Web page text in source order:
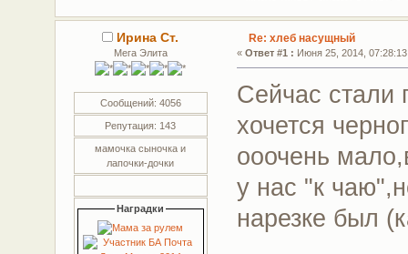
Ирина Ст.
Мега Элита
Сообщений: 4056
Репутация: 143
мамочка сыночка и
лапочки-дочки
Наградки
Re: хлеб насущный
«Ответ #1 : Июня 25, 2014,
Сейчас стали
хочется
ооочень
у нас "к
нарезке был